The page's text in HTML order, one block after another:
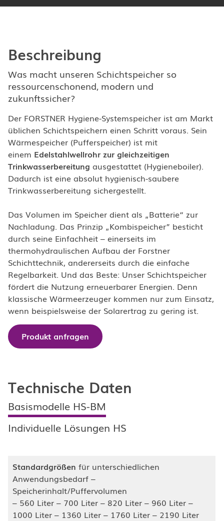
Beschreibung
Was macht unseren Schichtspeicher so
ressourcenschonend, modern und
zukunftssicher?
Der FORSTNER Hygiene-Systemspeicher ist am Markt
üblichen Schichtspeichern einen Schritt voraus. Sein
Wärmespeicher (Pufferspeicher) ist mit
einem Edelstahlwellrohr zur gleichzeitigen
Trinkwasserbereitung ausgestattet (Hygieneboiler).
Dadurch ist eine absolut hygienisch-saubere
Trinkwasserbereitung sichergestellt.
Das Volumen im Speicher dient als „Batterie“ zur
Nachladung. Das Prinzip „Kombispeicher” besticht
durch seine Einfachheit – einerseits im
thermohydraulischen Aufbau der Forstner
Schichttechnik, andererseits durch die einfache
Regelbarkeit. Und das Beste: Unser Schichtspeicher
fördert die Nutzung erneuerbarer Energien. Denn
klassische Wärmeerzeuger kommen nur zum Einsatz,
wenn beispielsweise der Solarertrag zu gering ist.
Produkt anfragen
Technische Daten
Basismodelle HS-BM
Individuelle Lösungen HS
Standardgrößen für unterschiedlichen
Anwendungsbedarf –
Speicherinhalt/Puffervolumen
– 560 Liter – 700 Liter – 820 Liter – 960 Liter –
1000 Liter – 1360 Liter – 1760 Liter – 2190 Liter